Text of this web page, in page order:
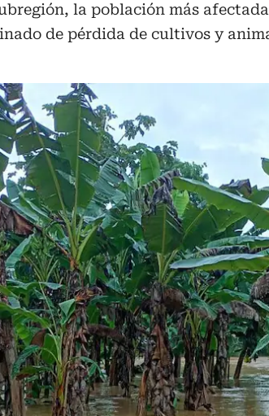
la población más
de pérdida de cultivos y